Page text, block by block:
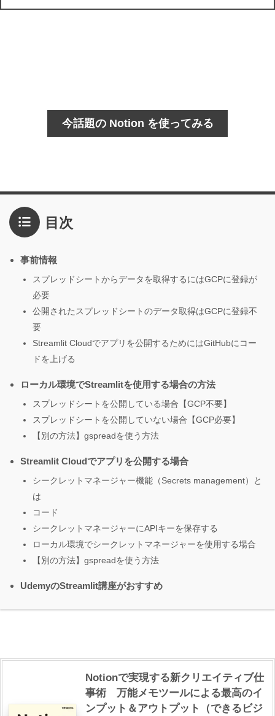
今話題の Notion を使ってみる
目次
事前情報
スプレッドシートからデータを取得するにはGCPに登録が
必要
公開されたスプレッドシートのデータ取得はGCPに登録不
要
Streamlit Cloudでアプリを公開するためにはGitHubにコー
ドを上げる
ローカル環境でStreamlitを使用する場合の方法
スプレッドシートを公開している場合【GCP不要】
スプレッドシートを公開していない場合【GCP必要】
【別の方法】gspreadを使う方法
Streamlit Cloudでアプリを公開する場合
シークレットマネージャー機能（Secrets management）と
は
コード
シークレットマネージャーにAPIキーを保存する
ローカル環境でシークレットマネージャーを使用する場合
【別の方法】gspreadを使う方法
UdemyのStreamlit講座がおすすめ
Notionで実現する新クリエイティブ仕
事術 万能メモツールによる最高のイ
ンプット＆アウトプット（できるビジ